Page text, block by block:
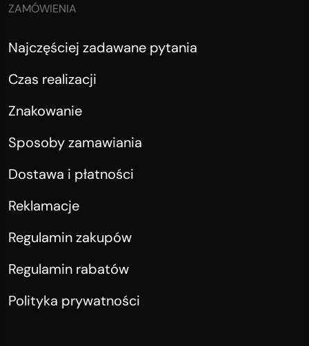
ZAMÓWIENIA
Najczęściej zadawane pytania
Czas realizacji
Znakowanie
Sposoby zamawiania
Dostawa i płatności
Reklamacje
Regulamin zakupów
Regulamin rabatów
Polityka prywatności